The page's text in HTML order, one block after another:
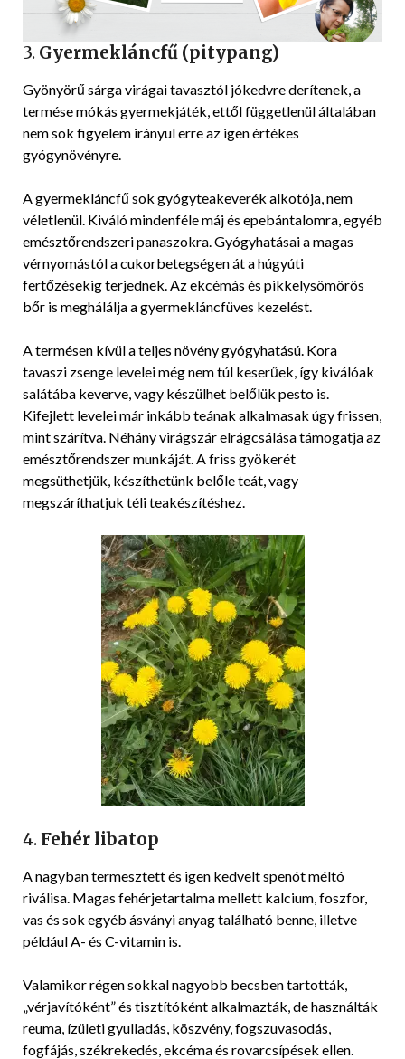
3. Gyermekláncfű (pitypang)
Gyönyörű sárga virágai tavasztól jókedvre derítenek, a
termése mókás gyermekjáték, ettől függetlenül általában
nem sok figyelem irányul erre az igen értékes
gyógynövényre.
A gyermekláncfűsok gyógyteakeverék alkotója, nem
véletlenül. Kiváló mindenféle máj és epebántalomra, egyéb
emésztőrendszeri panaszokra. Gyógyhatásai a magas
vérnyomástól a cukorbetegségen át a húgyúti
fertőzésekig terjednek. Az ekcémás és pikkelysömörös
bőr is meghálálja a gyermekláncfüves kezelést.
A termésen kívül a teljes növény gyógyhatású. Kora
tavaszi zsenge levelei még nem túl keserűek, így kiválóak
salátába keverve, vagy készülhet belőlük pesto is.
Kifejlett levelei már inkább teának alkalmasak úgy frissen,
mint szárítva. Néhány virágszár elrágcsálása támogatja az
emésztőrendszer munkáját. A friss gyökerét
megsüthetjük, készíthetünk belőle teát, vagy
megszáríthatjuk téli teakészítéshez.
4. Fehér libatop
A nagyban termesztett és igen kedvelt spenót méltó
riválisa. Magas fehérjetartalma mellett kalcium, foszfor,
vas és sok egyéb ásványi anyag található benne, illetve
például A- és C-vitamin is.
Valamikor régen sokkal nagyobb becsben tartották,
„vérjavítóként” és tisztítóként alkalmazták, de használták
reuma, ízületi gyulladás, köszvény, fogszuvasodás,
fogfájás, székrekedés, ekcéma és rovarcsípések ellen.